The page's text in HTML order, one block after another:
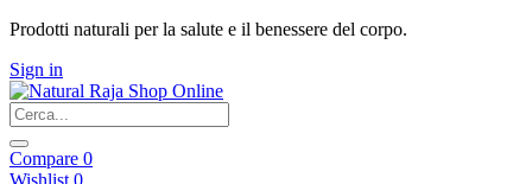
Prodotti naturali per la salute e il benessere del corpo.
Sign in
Compare 0
Wishlist 0